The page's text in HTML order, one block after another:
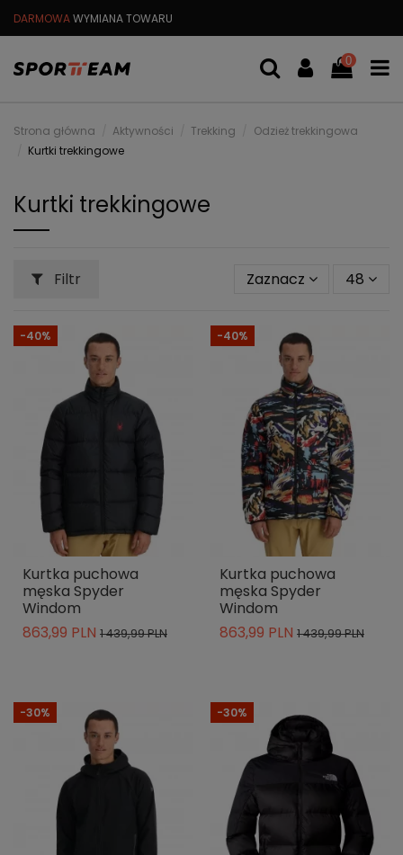
DARMOWAWYMIANA TOWARU
0
Strona główna Aktywności Trekking
Odzież trekkingowa
Kurtki trekkingowe
Kurtki trekkingowe
Filtr Zaznacz 48
-40%
Kurtka puchowa
męska Spyder
Windom
863,99 PLN 1 439,99 PLN
-40%
Kurtka puchowa
męska Spyder
Windom
863,99 PLN 1 439,99 PLN
-30% -30%